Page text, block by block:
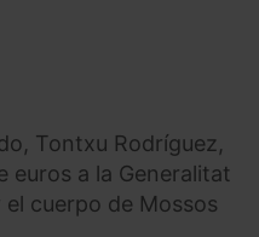
Tontxu Rodríguez,
euros a la Generalitat
cuerpo de Mossos